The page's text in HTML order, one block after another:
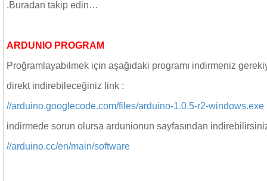
.Buradan takip edin…
ARDUNIO PROGRAM
Proğramlayabilmek için aşağıdaki programı indirmeniz
direkt indirebileceğiniz link :
//arduino.googlecode.com/files/arduino-1.0.5-r2-windows.exe
indirmede sorun olursa ardunionun sayfasından
//arduino.cc/en/main/software